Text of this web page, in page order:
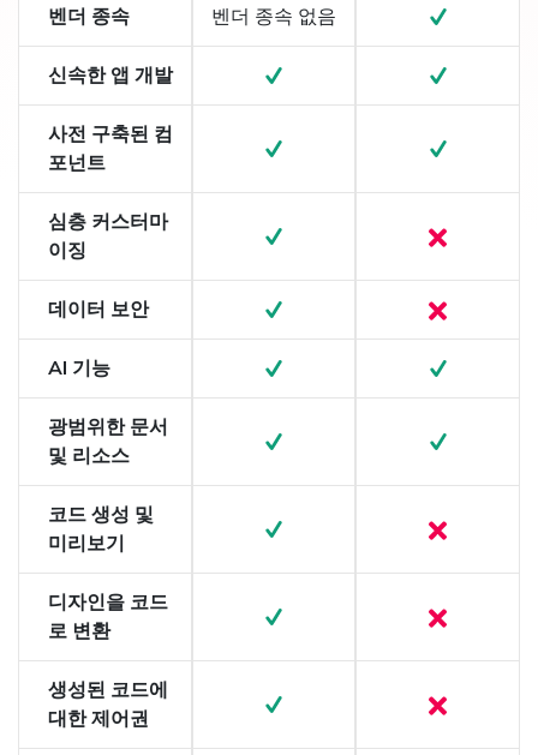
벤더 종속 벤더 종속 없음
신속한 앱 개발
사전 구축된 컴
포넌트
심층 커스터마
이징
데이터 보안
AI 기능
광범위한 문서
및 리소스
코드 생성 및
미리보기
디자인을 코드
로 변환
생성된 코드에
대한 제어권